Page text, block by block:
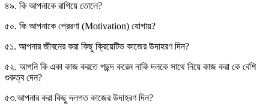
৪৯. কি আপনাকে রাগিয়ে তোলে?
৫০. কি আপনাকে প্রেরণা (Motivation) যোগায়?
৫১. আপনার জীবনের করা কিছু ক্রিয়েটিভ কাজের উদাহরণ দিন?
৫২. আপনি কি একা কাজ করতে পছন্দ করেন নাকি দলকে সাথে নিয়ে কাজ করা কে বেশি
গুরুত্ব দেন?
৫৩.আপনার করা কিছু দলগত কাজের উদাহরণ দিন?